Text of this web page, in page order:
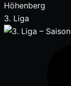
Höhenberg
3. Liga